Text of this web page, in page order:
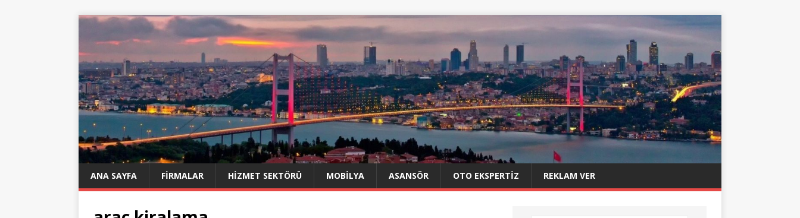
ANA SAYFA FIRMALAR HIZMET SEKTÖRÜ MOBILYA ASANSÖR OTO EKSPERTIZ REKLAM VER